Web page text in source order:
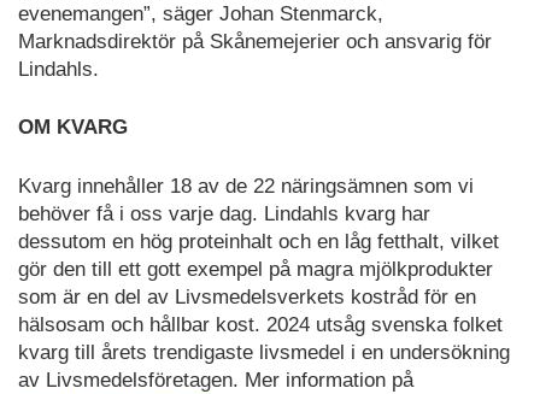
evenemangen”, säger Johan Stenmarck,
Marknadsdirektör på Skånemejerier och ansvarig för
Lindahls.
OM KVARG
Kvarg innehåller 18 av de 22 näringsämnen som vi
behöver få i oss varje dag. Lindahls kvarg har
dessutom en hög proteinhalt och en låg fetthalt, vilket
gör den till ett gott exempel på magra mjölkprodukter
som är en del av Livsmedelsverkets kostråd för en
hälsosam och hållbar kost. 2024 utsåg svenska folket
kvarg till årets trendigaste livsmedel i en undersökning
av Livsmedelsföretagen. Mer information på